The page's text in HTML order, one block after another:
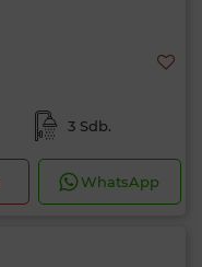
3 Sdb.
WhatsApp